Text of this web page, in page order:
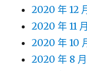
2020 年 12
2020 年 11 月
2020 年 10
2020 年 8 月